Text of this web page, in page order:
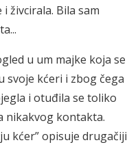
živcirala. Bila sam
u um majke koja se
svoje kćeri i zbog čega
i otuđila se toliko
nikakvog kontakta.
kćer” opisuje drugačiji